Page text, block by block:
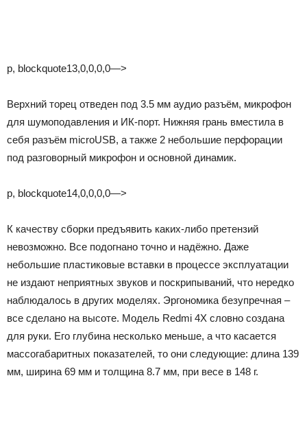
p, blockquote13,0,0,0,0—>
Верхний торец отведен под 3.5 мм аудио разъём, микрофон
для шумоподавления и ИК-порт. Нижняя грань вместила в
себя разъём microUSB, а также 2 небольшие перфорации
под разговорный микрофон и основной динамик.
p, blockquote14,0,0,0,0—>
К качеству сборки предъявить каких-либо претензий
невозможно. Все подогнано точно и надёжно. Даже
небольшие пластиковые вставки в процессе эксплуатации
не издают неприятных звуков и поскрипываний, что нередко
наблюдалось в других моделях. Эргономика безупречная –
все сделано на высоте. Модель Redmi 4X словно создана
для руки. Его глубина несколько меньше, а что касается
массогабаритных показателей, то они следующие: длина 139
мм, ширина 69 мм и толщина 8.7 мм, при весе в 148 г.